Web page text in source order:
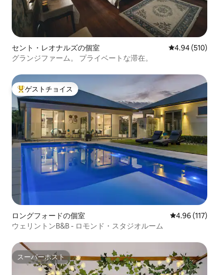
セント・レオナルズの個室 レビュー510
4.94 (510)
グランジファーム。 プライベートな滞在。
大好評のゲストチョイスです。
ゲストチョイス
ロングフォードの個室 レビュー117
4.96 (117)
ウェリントンB&B - ロモンド・スタジオルーム
スーパーホスト
スーパーホスト